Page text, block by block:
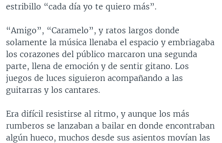
estribillo “cada día yo te quiero más”.
“Amigo”, “Caramelo”, y ratos largos donde
solamente la música llenaba el espacio y embriagaba
los corazones del público marcaron una segunda
parte, llena de emoción y de sentir gitano. Los
juegos de luces siguieron acompañando a las
guitarras y los cantares.
Era difícil resistirse al ritmo, y aunque los más
rumberos se lanzaban a bailar en donde encontraban
algún hueco, muchos desde sus asientos movían las